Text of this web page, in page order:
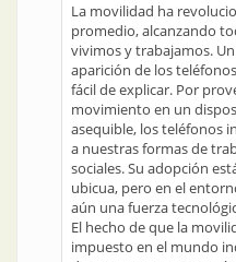
La movilidad ha
promedio, alcanzando
vivimos y trabajamos.
aparición de los
fácil de explicar. Por
movimiento en un
asequible, los teléfonos
a nuestras formas de
sociales. Su adopción
ubicua, pero en el
aún una fuerza
El hecho de que la
impuesto en el mundo